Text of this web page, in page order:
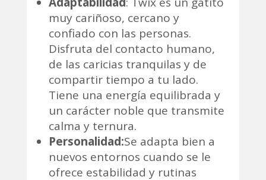
muy cariñoso, cercano y
confiado con las personas.
Disfruta del contacto humano,
de las caricias tranquilas y de
compartir tiempo a tu lado.
Tiene una energía equilibrada y
un carácter noble que transmite
calma y ternura.
Personalidad:Se adapta bien a
nuevos entornos cuando se le
ofrece estabilidad y rutinas